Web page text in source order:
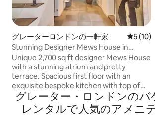
グレーターロンドンの一軒家 レビュ
5 (10)
Stunning Designer Mews House in
Central London
Unique 2,700 sq ft designer Mews House
with a stunning atrium and pretty
terrace. Spacious first floor with an
exquisite bespoke kitchen with top of
the range appliances and adjoining
sitting area with a beautiful media unit
with large TV modern fireplace and
グレーター・ロンドンのバ
レンタルで人気のアメニ